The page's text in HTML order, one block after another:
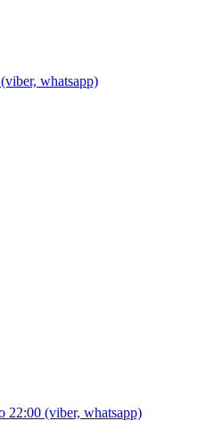
whatsapp)
22:00 (viber, whatsapp)